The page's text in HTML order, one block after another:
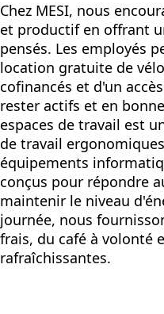
Chez MESI, nous
et productif en offrant
pensés. Les employés
location gratuite de
cofinancés et d'un
rester actifs et en
espaces de travail est
de travail
équipements
conçus pour répondre
maintenir le niveau
journée, nous
frais, du café à volonté
rafraîchissantes.